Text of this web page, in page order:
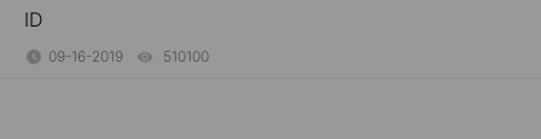
ID
09-16-2019 510100